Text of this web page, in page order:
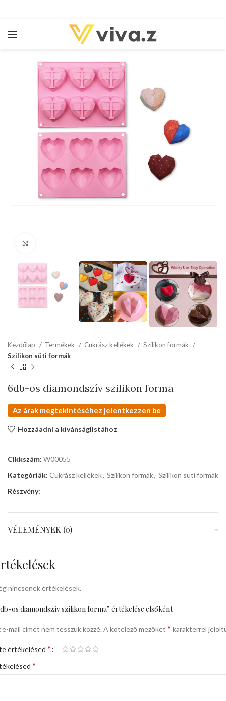
Kezdőlap Termékek Cukrász kellékek
Szilikon formák
Szilikon süti formák
6db-os diamondszív szilikon forma
Az árak megtekintéséhez jelentkezzen be
Hozzáadni a kívánságlistához
Cikkszám: W00055
Kategóriák: Cukrász kellékek, Szilikon formák, Szilikon süti formák
Részvény:
VÉLEMÉNYEK (0)
nincsenek értékelések.
os diamondszív szilikon forma” értékelése elsőként
e-mail címet nem tesszük közzé. A kötelező mezőket * karakterrel
értékelésed *
*